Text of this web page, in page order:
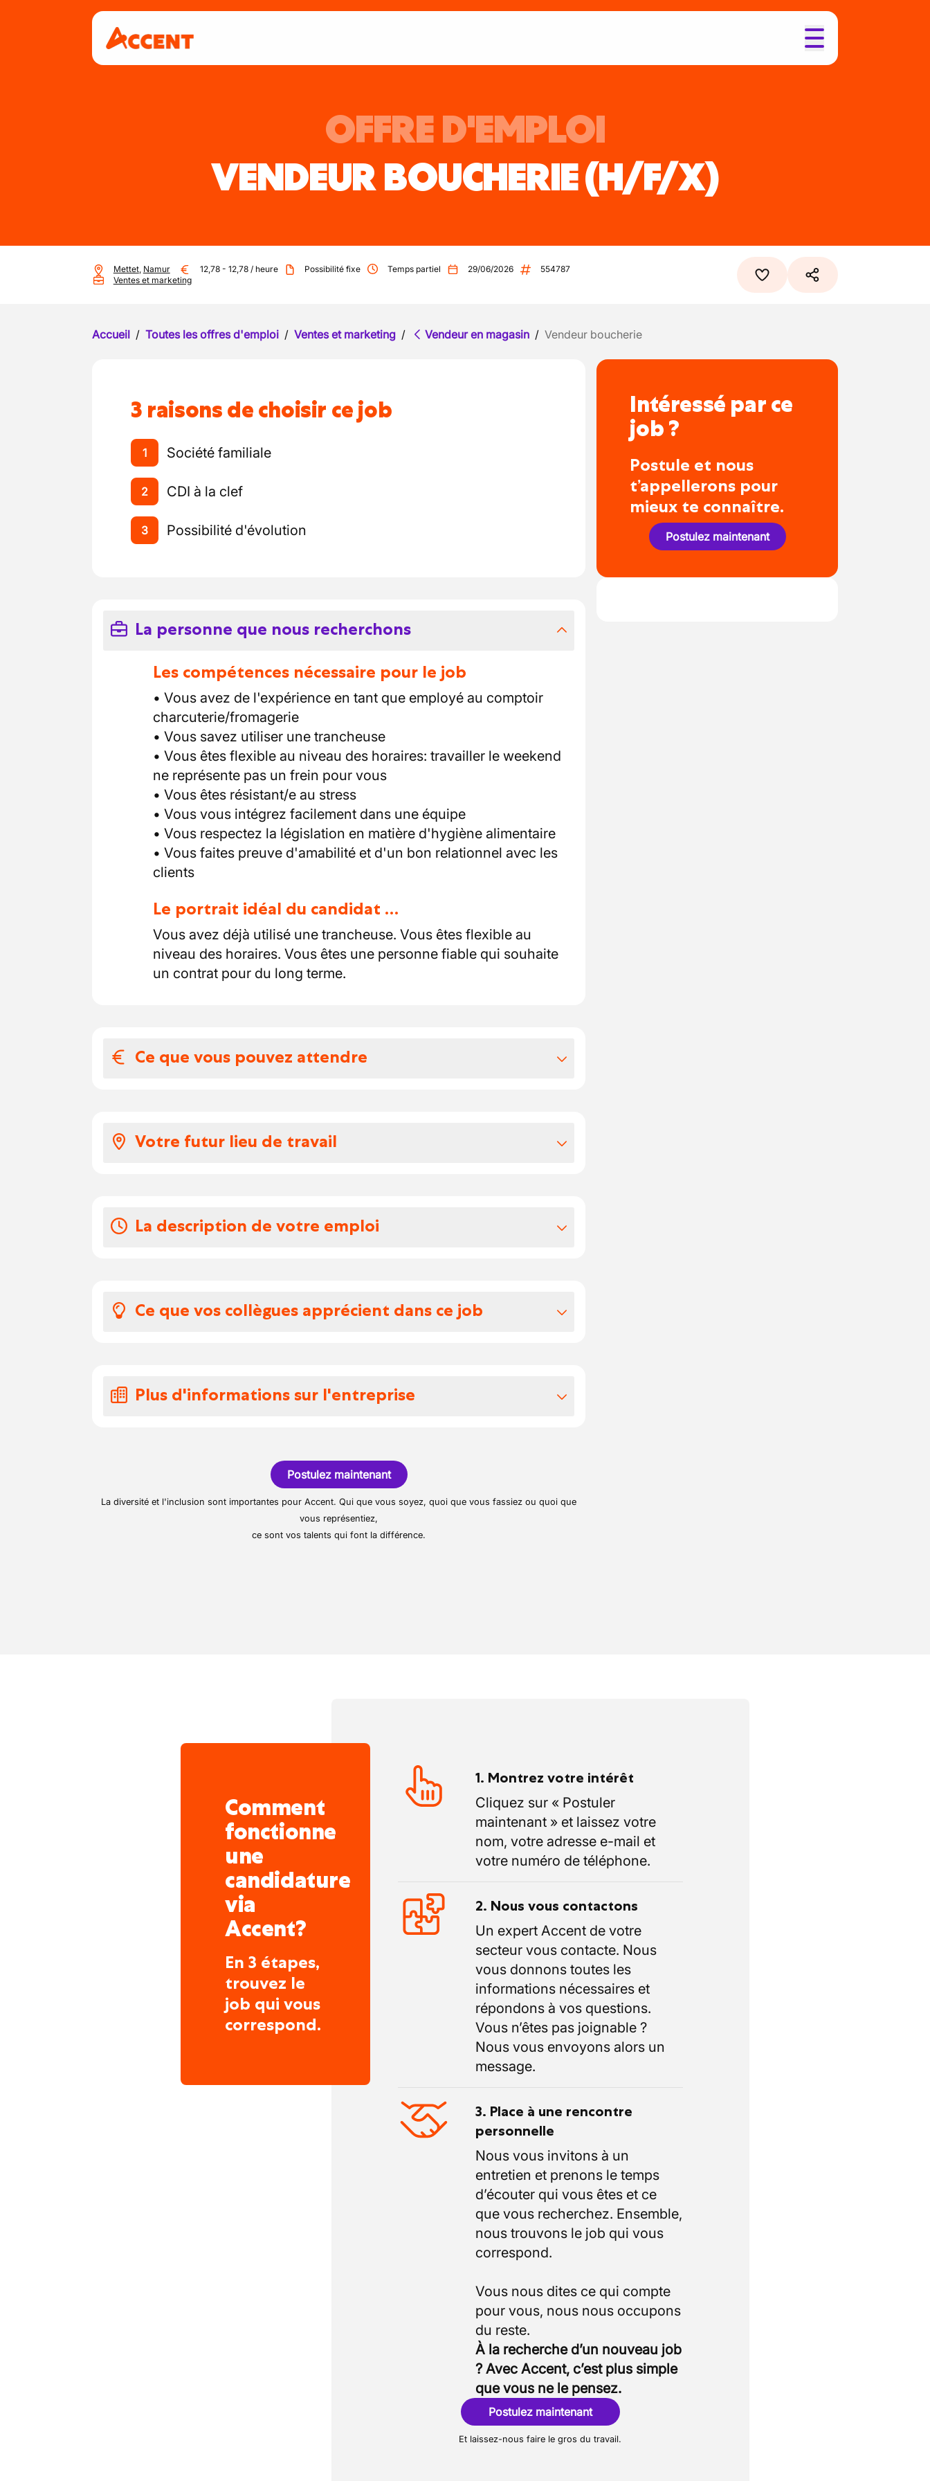
OFFRE D'EMPLOI
VENDEUR BOUCHERIE(H/F/X)
Mettet, Namur 12,78- 12,78/ heure Possibilité fixe Temps partiel 29/06/2026
554787
Ventes et marketing
Accueil / Toutes les offres d'emploi / Ventes et marketing / Vendeur en magasin / Vendeur boucherie
3 raisons de choisir ce job
1 Société familiale
2 CDI à la clef
3 Possibilité d'évolution
La personne que nous recherchons
Les compétences nécessaire pour le job
• Vous avez de l'expérience en tant que employé au comptoir
charcuterie/fromagerie
• Vous savez utiliser une trancheuse
• Vous êtes flexible au niveau des horaires: travailler le weekend
ne représente pas un frein pour vous
• Vous êtes résistant/e au stress
• Vous vous intégrez facilement dans une équipe
• Vous respectez la législation en matière d'hygiène alimentaire
• Vous faites preuve d'amabilité et d'un bon relationnel avec les
clients
Le portrait idéal du candidat …
Vous avez déjà utilisé une trancheuse. Vous êtes flexible au
niveau des horaires. Vous êtes une personne fiable qui souhaite
un contrat pour du long terme.
Ce que vous pouvez attendre
Travail 18h semaine
Votre futur lieu de travail
La description de votre emploi
• Accueillir le client identifier ses besoins et le conseiller sur les
• Suivre l'état des stocks identifier les besoins en
approvisionnement et établir les commandes
Ce que vos collègues apprécient dans ce job
Plus d'informations sur l'entreprise
Postulez maintenant
La diversité et l'inclusion sont importantes pour Accent. Qui que vous soyez, quoi que vous fassiez ou quoi que
vous représentiez,
ce sont vos talents qui font la différence.
Intéressé par ce
job ?
Postule et nous
t’appellerons pour
mieux te connaître.
Postulez maintenant
Comment
fonctionne
une
candidature
via
Accent?
En 3 étapes,
trouvez le
job qui vous
correspond.
1. Montrez votre intérêt
Cliquez sur « Postuler
maintenant » et laissez votre
nom, votre adresse e-mail et
votre numéro de téléphone.
2. Nous vous contactons
Un expert Accent de votre
secteur vous contacte. Nous
vous donnons toutes les
informations nécessaires et
répondons à vos questions.
Vous n’êtes pas joignable ?
Nous vous envoyons alors un
message.
3. Place à une rencontre
personnelle
Nous vous invitons à un
entretien et prenons le temps
d’écouter qui vous êtes et ce
que vous recherchez. Ensemble,
nous trouvons le job qui vous
correspond.
Vous nous dites ce qui compte
pour vous, nous nous occupons
À la recherche d’un nouveau job
? Avec Accent, c’est plus simple
que vous ne le pensez.
Postulez maintenant
Et laissez-nous faire le gros du travail.